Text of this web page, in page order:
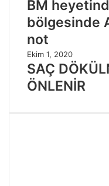
BM
bölgesinde
not
Ekim 1, 2020
SAÇ
ÖNLENİR